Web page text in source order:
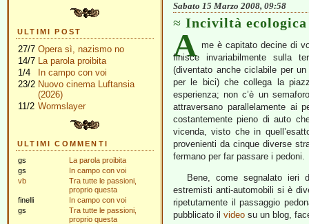
ULTIMI POST
27/7 Opera sì, nazismo no
14/7 La parola proibita
1/4
In campo con voi
23/2 Nuovo cinema Luftansia
(2026)
11/2 Wormslayer
ULTIMI COMMENTI
gs
La parola proibita
gs
In campo con voi
vb
Tra tutte le passioni,
proprio questa
finelli
In campo con voi
gs
Tra tutte le passioni,
proprio questa
Sabato 15 Marzo 2008, 09:58
Inciviltà ecologica
A me è capitato decine di
finisce invariabilmente sulla
(diventato anche ciclabile per
per le bici) che collega la
esperienza; non c’è un
attraversano parallelamente ai
costantemente pieno di auto
vicenda, visto che in
provenienti da cinque diverse
fermano per far passare i pedoni.
Bene, come segnalato
estremisti anti-automobili si è
ripetutamente il passaggio
pubblicato il video su un blog,